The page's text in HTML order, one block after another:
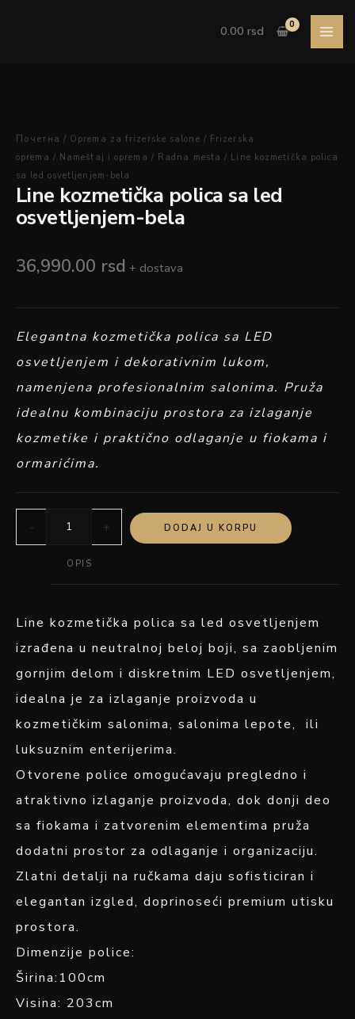
0.00rsd
Почетна / Oprema za frizerske salone / Frizerska
oprema / Nameštaj i oprema / Radna mesta / Line kozmetička polica
sa led osvetljenjem-bela
Line kozmetička polica sa led
osvetljenjem-bela
36,990.00 rsd + dostava
Elegantna kozmetička polica sa LED
osvetljenjem i dekorativnim lukom,
namenjena profesionalnim salonima. Pruža
idealnu kombinaciju prostora za izlaganje
kozmetike i praktično odlaganje u fiokama i
ormarićima.
-
količina
+ DODAJ U KORPU
OPIS
Line kozmetička polica sa led osvetljenjem
izrađena u neutralnoj beloj boji, sa zaobljenim
gornjim delom i diskretnim LED osvetljenjem,
idealna je za izlaganje proizvoda u
kozmetičkim salonima, salonima lepote, ili
luksuznim enterijerima.
Otvorene police omogućavaju pregledno i
atraktivno izlaganje proizvoda, dok donji deo
sa fiokama i zatvorenim elementima pruža
dodatni prostor za odlaganje i organizaciju.
Zlatni detalji na ručkama daju sofisticiran i
elegantan izgled, doprinoseći premium utisku
prostora.
Dimenzije police:
Širina:100cm
Visina: 203cm